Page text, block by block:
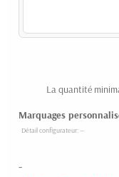
La quantité
Marquages
-